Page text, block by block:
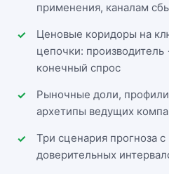
применения, каналам
Ценовые коридоры на
цепочки:
конечный спрос
Рыночные доли, профили
архетипы ведущих
Три сценария прогноза
доверительных